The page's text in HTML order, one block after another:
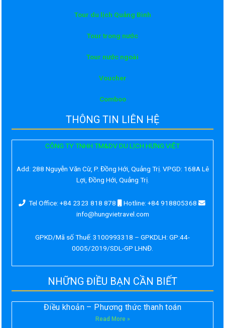
Tour du lịch Quảng Bình
Tour trong nước
Tour nước ngoài
Voucher
Comboo
THÔNG TIN LIÊN HỆ
CÔNG TY TNHH TM&DV DU LỊCH HƯNG VIỆT
Add: 288 Nguyễn Văn Cừ, P. Đồng Hới, Quảng Trị. VPGD: 168A Lê
Lợi, Đồng Hới, Quảng Trị.
Tel Office: +84 2323 818 878
Hotline: +84 918805368
info@hungvietravel.com
GPKD/Mã số Thuế: 3100993318 – GPKDLH: GP:44-
0005/2019/SDL-GP LHNĐ.
NHỮNG ĐIỀU BẠN CẦN BIẾT
Điều khoản – Phương thức thanh toán
Read More »